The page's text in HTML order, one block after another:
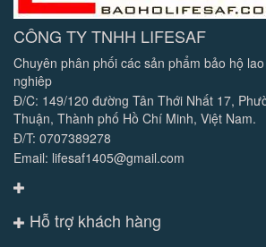
CÔNG TY TNHH LIFESAF
Chuyên phân phối các sản phẩm bảo hộ
nghiêp
Đ/C: 149/120 đường Tân Thới Nhất 17,
Thuận, Thành phố Hồ Chí Minh, Việt Nam.
Đ/T: 0707389278
Email: lifesaf1405@gmail.com
Hỗ trợ khách hàng